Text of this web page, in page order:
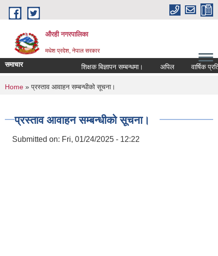
Skip to main content
औरही नगरपालिका
मधेश प्रदेश, नेपाल सरकार
समाचार शिक्षक बिज्ञापन सम्बन्धमा। अपिल वार्षिक
You are here
Home » प्रस्ताव आवाहन सम्बन्धीको सूचना।
प्रस्ताव आवाहन सम्बन्धीको सूचना।
Submitted on: Fri, 01/24/2025 - 12:22